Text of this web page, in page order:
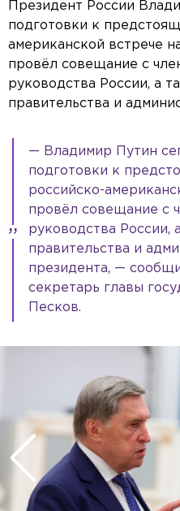
Президент России
подготовки к
американской встрече
провёл совещание с
руководства России, а
правительства и
— Владимир Путин
подготовки к
российско-
провёл совещание с
руководства России,
правительства и
президента, —
секретарь главы
Песков.